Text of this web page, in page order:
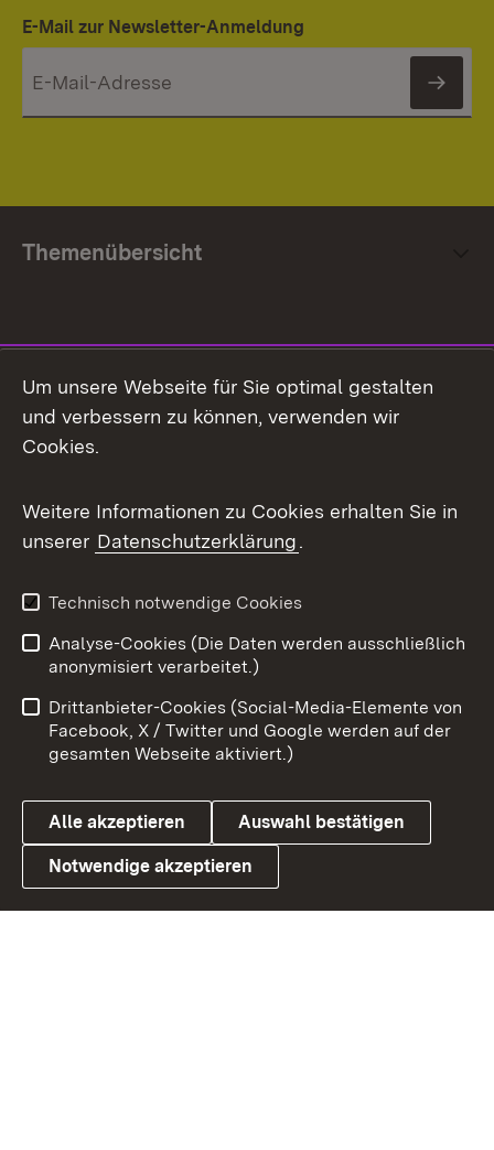
E-Mail zur Newsletter-Anmeldung
Themenübersicht
Facebook
X / Twitter
Youtube
Link zum Landesportal
Impressum
Kontakt
Barrierefreiheit
Datenschutz
Cookies
Um unsere Webseite für Sie optimal gestalten
und verbessern zu können, verwenden wir
Cookies.
Weitere Informationen zu Cookies erhalten Sie in
unserer Datenschutzerklärung.
Technisch notwendige Cookies
Analyse-Cookies (Die Daten werden ausschließlich
anonymisiert verarbeitet.)
Drittanbieter-Cookies (Social-Media-Elemente von
Facebook, X / Twitter und Google werden auf der
gesamten Webseite aktiviert.)
Alle akzeptieren Auswahl bestätigen
Notwendige akzeptieren